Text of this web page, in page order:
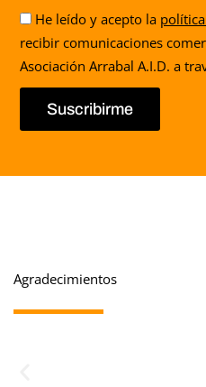
Aceptación
He leído y acepto la
recibir comunicaciones
Asociación Arrabal A.I.D. a
Suscribirme
Agradecimientos